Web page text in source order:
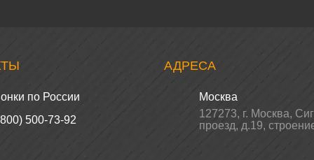
по России
500-73-92
АДРЕСА
Москва
127273, г. Москва,
проезд, д.19,